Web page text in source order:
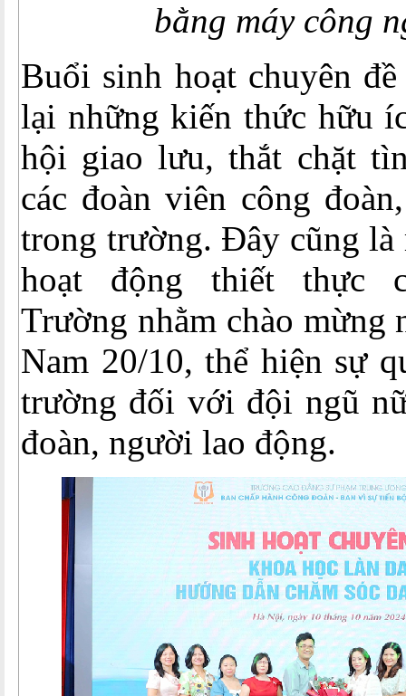
bằng máy công
Buổi sinh hoạt chuyên
lại những kiến thức hữu
hội giao lưu, thắt chặt
các đoàn viên công
trong trường. Đây cũng là
hoạt động thiết thực
Trường nhằm chào mừng
Nam 20/10, thể hiện sự
trường đối với đội ngũ
đoàn, người lao động.